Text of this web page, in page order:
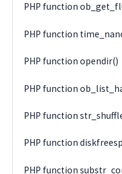
PHP function
PHP function
PHP function opendir()
PHP function
PHP function
PHP function
PHP function